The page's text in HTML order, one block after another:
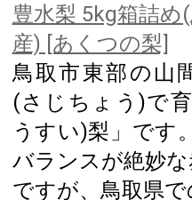
豊水梨 5kg箱詰め
産) [あくつの梨]
鳥取市東部の山
(さじちょう)で
うすい)梨」です
バランスが絶妙
ですが、鳥取県